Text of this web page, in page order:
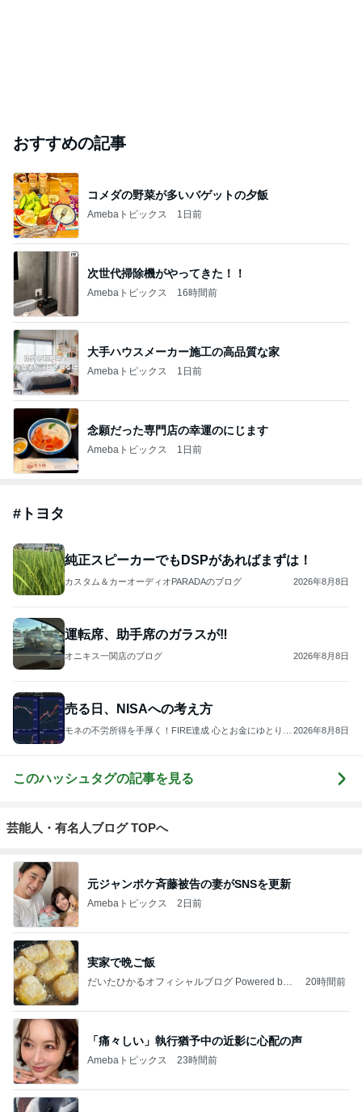
おすすめの記事
コメダの野菜が多いバゲットの夕飯
Amebaトピックス 1日前
次世代掃除機がやってきた！！
Amebaトピックス 16時間前
大手ハウスメーカー施工の高品質な家
Amebaトピックス 1日前
念願だった専門店の幸運のにじます
Amebaトピックス 1日前
# トヨタ
純正スピーカーでもDSPがあればまずは！
カスタム＆カーオーディオPARADAのブログ 2026年8月8日
運転席、助手席のガラスが‼️
オニキス一関店のブログ 2026年8月8日
売る日、NISAへの考え方
モネの不労所得を手厚く！FIRE達成 心とお金にゆとり人
2026年8月8日
このハッシュタグの記事を見る
芸能人・有名人ブログ TOPへ
元ジャンポケ斉藤被告の妻がSNSを更新
Amebaトピックス 2日前
実家で晩ご飯
だいたひかるオフィシャルブログ Powered by
20時間前
「痛々しい」執行猶予中の近影に心配の声
Amebaトピックス 23時間前